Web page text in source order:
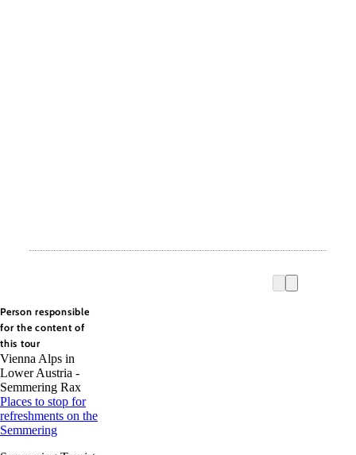
Person responsible
for the content of
this tour
Vienna Alps in
Lower Austria -
Semmering Rax
Places to stop for
refreshments on the
Semmering